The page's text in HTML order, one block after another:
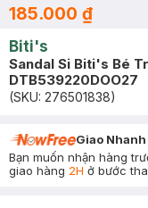
185.000 ₫
Biti's
Sandal Si Biti's Bé
DTB539220DOO27
(SKU: 276501838)
Giao
Bạn muốn nhận hàng
giao hàng 2H ở bước